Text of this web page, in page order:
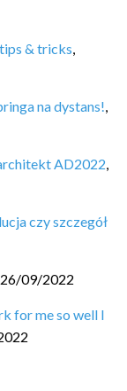
& tricks,
na dystans!,
AD2022,
czy szczegół
26/09/2022
for me so well I